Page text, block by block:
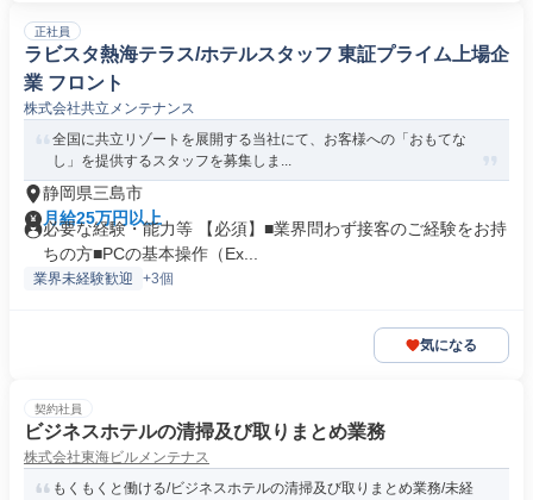
正社員
ラビスタ熱海テラス/ホテルスタッフ 東証プライム上場企
業 フロント
株式会社共立メンテナンス
全国に共立リゾートを展開する当社にて、お客様への「おもてな
し」を提供するスタッフを募集しま...
静岡県三島市
月給25万円以上
必要な経験・能力等 【必須】■業界問わず接客のご経験をお持
ちの方■PCの基本操作（Ex...
業界未経験歓迎 +3個
気になる
契約社員
ビジネスホテルの清掃及び取りまとめ業務
株式会社東海ビルメンテナス
もくもくと働ける/ビジネスホテルの清掃及び取りまとめ業務/未経